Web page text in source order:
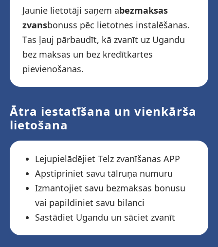
Jaunie lietotāji saņem abezmaksas
zvansbonuss pēc lietotnes instalēšanas.
Tas ļauj pārbaudīt, kā zvanīt uz Ugandu
bez maksas un bez kredītkartes
pievienošanas.
Ātra iestatīšana un vienkārša
lietošana
Lejupielādējiet Telz zvanīšanas APP
Apstipriniet savu tālruņa numuru
Izmantojiet savu bezmaksas bonusu
vai papildiniet savu bilanci
Sastādiet Ugandu un sāciet zvanīt